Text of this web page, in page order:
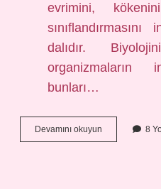
evrimini,
dalıdır.
organizmaların
bunları…
Devamını okuyun Biyologlar
Neleri
8